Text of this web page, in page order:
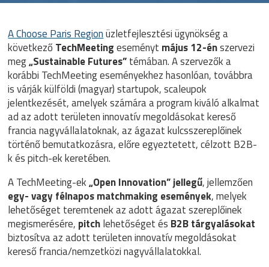
A Choose Paris Regionüzletfejlesztési ügynökség a
következő TechMeetingeseményt május 12-énszervezi
meg„Sustainable Futures”témában. A szervezők a
korábbi TechMeeting eseményekhez hasonlóan, továbbra
is várják külföldi (magyar) startupok, scaleupok
jelentkezését, amelyek számára a program kiváló alkalmat
ad az adott területen innovatív megoldásokat kereső
francia nagyvállalatoknak, az ágazat kulcsszereplőinek
történő bemutatkozásra, előre egyeztetett, célzott B2B-
k és pitch-ek keretében.
A TechMeeting-ek„Open Innovation” jellegű, jellemzően
egy- vagy félnapos matchmaking események, melyek
lehetőséget teremtenek az adott ágazat szereplőinek
megismerésére, pitchlehetőséget és B2B tárgyalásokat
biztosítva az adott területen innovatív megoldásokat
kereső francia/nemzetközi nagyvállalatokkal.